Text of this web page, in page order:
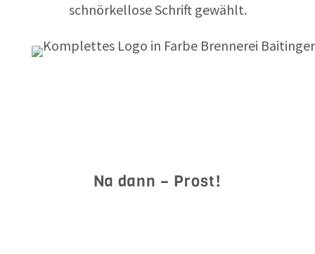
schnörkellose Schrift gewählt.
Na dann – Prost!